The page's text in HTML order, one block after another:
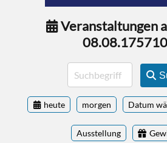
Veranstaltungen
heute morgen Datum
Ausstellung